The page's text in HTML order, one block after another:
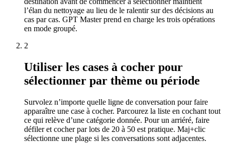
l’élan du nettoyage au lieu de le ralentir sur des décisions au
cas par cas. GPT Master prend en charge les trois opérations
en mode groupé.
2
Utiliser les cases à cocher pour
sélectionner par thème ou période
Survolez n’importe quelle ligne de conversation pour faire
apparaître une case à cocher. Parcourez la liste en cochant tout
ce qui relève d’une catégorie donnée. Pour un arriéré, faire
défiler et cocher par lots de 20 à 50 est pratique. Maj+clic
sélectionne une plage si les conversations sont adjacentes.